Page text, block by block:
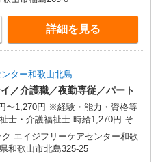
正】月給237,500円〜 初任者研
236,500円〜 (宿直５回、早出遅出
手当含む) 〜他、手当あります。備
詳細を見る
ター和歌山北島
／介護職／夜勤専従／パート
〜1,270円 ※経験・能力・資格等
士・介護福祉士 時給1,270円 その
円 ※一律処遇改善加算含む 〇時
土日祝勤務手当 〇夜勤手当 〇無
金 〇年末年始勤務手当
エイジフリーケアセンター和歌
和歌山市北島325-25